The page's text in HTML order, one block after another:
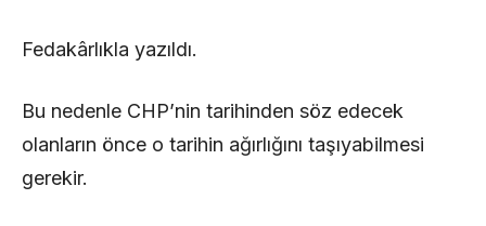
Fedakârlıkla yazıldı.
Bu nedenle CHP’nin tarihinden söz edecek
olanların önce o tarihin ağırlığını taşıyabilmesi
gerekir.